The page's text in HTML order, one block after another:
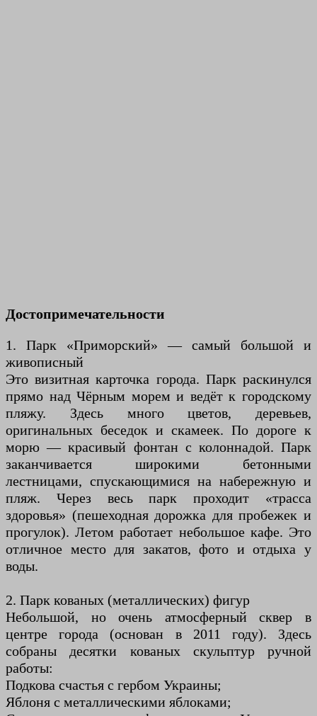
Достопримечательности
1. Парк «Приморский» — самый большой и
живописный
Это визитная карточка города. Парк раскинулся
прямо над Чёрным морем и ведёт к городскому
пляжу. Здесь много цветов, деревьев,
оригинальных беседок и скамеек. По дороге к
морю — красивый фонтан с колоннадой. Парк
заканчивается широкими бетонными
лестницами, спускающимися на набережную и
пляж. Через весь парк проходит «трасса
здоровья» (пешеходная дорожка для пробежек и
прогулок). Летом работает небольшое кафе. Это
отличное место для закатов, фото и отдыха у
воды.
2. Парк кованых (металлических) фигур
Небольшой, но очень атмосферный сквер в
центре города (основан в 2011 году). Здесь
собраны десятки кованых скульптур ручной
работы:
Подкова счастья с гербом Украины;
Яблоня с металлическими яблоками;